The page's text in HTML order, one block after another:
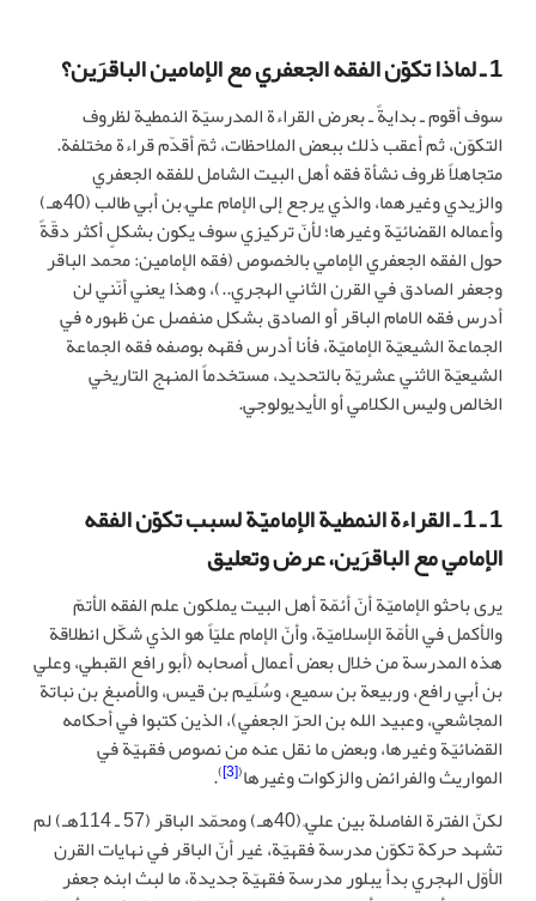
1 ـ لماذا تكوّن الفقه الجعفري مع الإمامين الباقرَين؟
سوف أقوم ـ بدايةً ـ بعرض القراءة المدرسيّة النمطية لظروف
التكوّن، ثم أعقب ذلك ببعض الملاحظات، ثمّ أقدّم قراءة مختلفة.
متجاهلاً ظروف نشأة فقه أهل البيت الشامل للفقه الجعفري
والزيدي وغيرهما، والذي يرجع إلى الإمام عليّ بن أبي طالب (40هـ)
وأعماله القضائيّة وغيرها؛ لأنّ تركيزي سوف يكون بشكلٍ أكثر دقّةً
حول الفقه الجعفري الإمامي بالخصوص (فقه الإمامين: محمد الباقر
وجعفر الصادق في القرن الثاني الهجري..)، وهذا يعني أنّني لن
أدرس فقه الامام الباقر أو الصادق بشكل منفصل عن ظهوره في
الجماعة الشيعيّة الإماميّة، فأنا أدرس فقهه بوصفه فقه الجماعة
الشيعيّة الاثني عشريّة بالتحديد، مستخدماً المنهج التاريخي
الخالص وليس الكلامي أو الأيديولوجي.
1 ـ 1 ـ القراءة النمطية الإماميّة لسبب تكوّن الفقه
الإمامي مع الباقرَين، عرض وتعليق
يرى باحثو الإماميّة أنّ أئمّة أهل البيت يملكون علم الفقه الأتمّ
والأكمل في الأمّة الإسلاميّة، وأنّ الإمام عليّاً هو الذي شكّل انطلاقة
هذه المدرسة من خلال بعض أعمال أصحابه (أبو رافع القبطي، وعلي
بن أبي رافع، وربيعة بن سميع، وسُلَيم بن قيس، والأصبغ بن نباتة
المجاشعي، وعبيد الله بن الحرّ الجعفي)، الذين كتبوا في أحكامه
القضائيّة وغيرها، وبعض ما نقل عنه من نصوص فقهيّة في
المواريث والفرائض والزكوات وغيرها(
[3]
)
.
لكنّ الفترة الفاصلة بين عليّ (40هـ) ومحمّد الباقر (57 ـ 114هـ) لم
تشهد حركة تكوّن مدرسة فقهيّة، غير أنّ الباقر في نهايات القرن
الأوّل الهجري بدأ يبلور مدرسة فقهيّة جديدة، ما لبث ابنه جعفر